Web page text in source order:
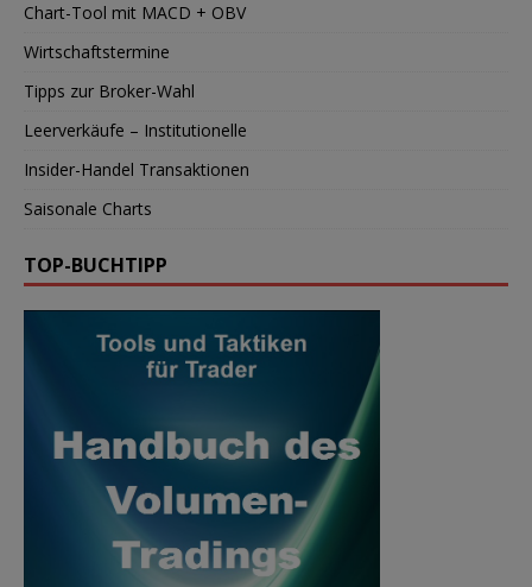
Chart-Tool mit MACD + OBV
Wirtschaftstermine
Tipps zur Broker-Wahl
Leerverkäufe – Institutionelle
Insider-Handel Transaktionen
Saisonale Charts
TOP-BUCHTIPP